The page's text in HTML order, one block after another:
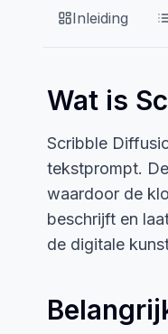
Inleiding
Wat is
Scribble
tekstprompt.
waardoor de
beschrijft en
de digitale